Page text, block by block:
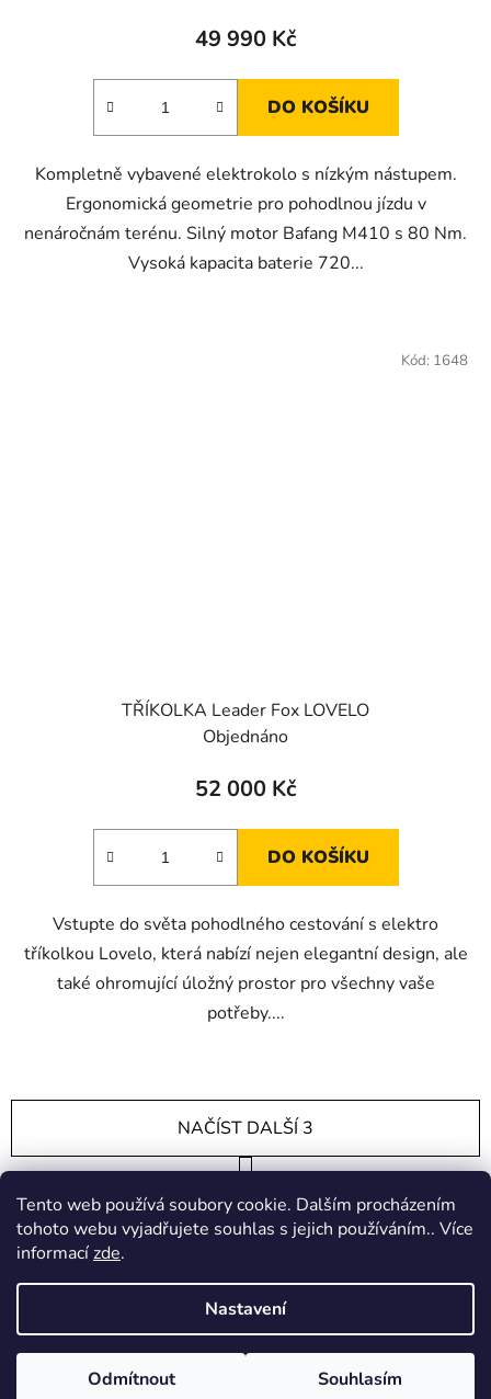
Tento web používá soubory cookie. Dalším procházením
tohoto webu vyjadřujete souhlas s jejich používáním.. Více
informacízde.
Nastavení
Odmítnout Souhlasím
49 990 Kč
DO KOŠÍKU
Kompletně vybavené elektrokolo s nízkým nástupem.
Ergonomická geometrie pro pohodlnou jízdu v
nenáročnám terénu. Silný motor Bafang M410 s 80 Nm.
Vysoká kapacita baterie 720...
TŘÍKOLKA Leader Fox LOVELO
Objednáno
52 000 Kč
DO KOŠÍKU
Vstupte do světa pohodlného cestování s elektro
tříkolkou Lovelo, která nabízí nejen elegantní design, ale
také ohromující úložný prostor pro všechny vaše
potřeby....
Kód: 1648
O
v
á
d
a
c
NAČÍST DALŠÍ 3
S
r
á
o
v
á
n
15položek celkem
Vytvořil Shoptet
Copyright 2026
HYRASUS eshop. Všechna práva